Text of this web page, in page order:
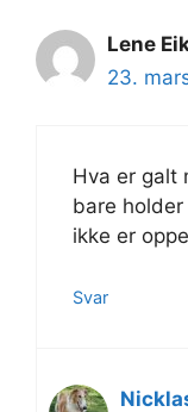
Lene
23.
Hva er galt
bare
ikke er
Svar